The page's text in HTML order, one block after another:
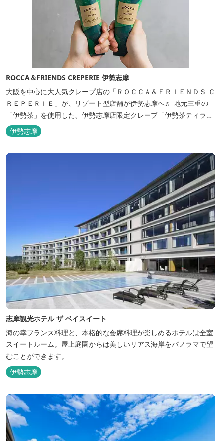
ROCCA＆FRIENDS CREPERIE 伊勢志摩
大阪を中心に大人気クレープ店の「ＲＯＣＣＡ＆ＦＲＩＥＮＤＳ Ｃ
ＲＥＰＥＲＩＥ」が、リゾート型店舗が伊勢志摩へ♬ 地元三重の
「伊勢茶」を使用した、伊勢志摩店限定クレープ「伊勢茶ティラミ
ス」をはじめ、まるで「パフェ」のような創作クレープを味わえま
す。 また季節に合わせて、期間限定クレープやドリンク種類も豊富
ですので、伊勢志摩旅行の際にはぜひお立ち寄りいただければと思
伊勢志摩
志摩観光ホテル ザ ベイスイート
海の幸フランス料理と、本格的な会席料理が楽しめるホテルは全室
スイートルーム。屋上庭園からは美しいリアス海岸をパノラマで望
むことができます。
伊勢志摩